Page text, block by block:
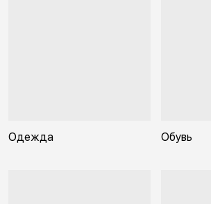
Одежда Обувь